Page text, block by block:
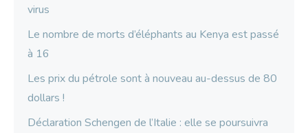
virus
Le nombre de morts d’éléphants au Kenya est passé
à 16
Les prix du pétrole sont à nouveau au-dessus de 80
dollars !
Déclaration Schengen de l’Italie : elle se poursuivra